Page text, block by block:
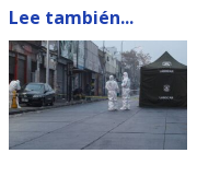
Lee también...